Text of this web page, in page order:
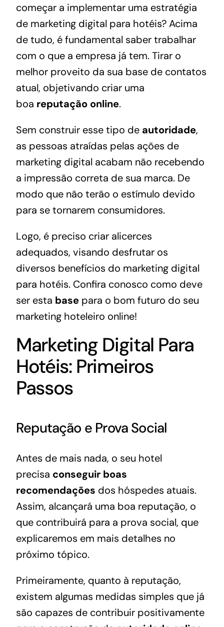
começar a implementar uma estratégia
de marketing digital para hotéis? Acima
de tudo, é fundamental saber trabalhar
com o que a empresa já tem. Tirar o
melhor proveito da sua base de contatos
atual, objetivando criar uma
boa reputação online.
Sem construir esse tipo de autoridade,
as pessoas atraídas pelas ações de
marketing digital acabam não recebendo
a impressão correta de sua marca. De
modo que não terão o estímulo devido
para se tornarem consumidores.
Logo, é preciso criar alicerces
adequados, visando desfrutar os
diversos benefícios do marketing digital
para hotéis. Confira conosco como deve
ser esta basepara o bom futuro do seu
marketing hoteleiro online!
Marketing Digital Para
Hotéis: Primeiros
Passos
Reputação e Prova Social
Antes de mais nada, o seu hotel
precisa conseguir boas
recomendações dos hóspedes atuais.
Assim, alcançará uma boa reputação, o
que contribuirá para a prova social, que
explicaremos em mais detalhes no
próximo tópico.
Primeiramente, quanto à reputação,
existem algumas medidas simples que já
são capazes de contribuir positivamente